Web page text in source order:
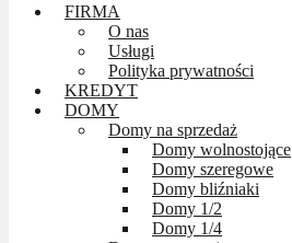
FIRMA
O nas
Usługi
Polityka prywatności
KREDYT
DOMY
Domy na sprzedaż
Domy wolnostojące
Domy szeregowe
Domy bliźniaki
Domy 1/2
Domy 1/4